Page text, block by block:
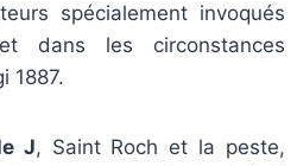
spécialement invoqués
dans les circonstances
1887.
J, Saint Roch et la peste,